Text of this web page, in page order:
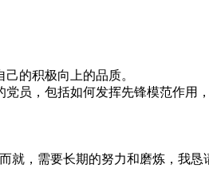
的积极向上的品质。
员，包括如何发挥先锋模范作用
，需要长期的努力和磨炼，我